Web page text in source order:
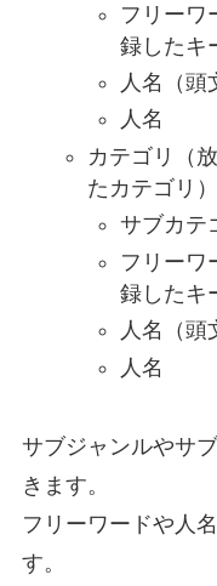
フリーワ
録したキ
人名（頭
人名
カテゴリ（
たカテゴリ）
サブカテ
フリーワ
録したキ
人名（頭
人名
サブジャンルやサ
きます。
フリーワードや人
す。